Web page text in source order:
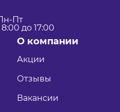
Пт
до 17:00
О компании
Акции
Отзывы
Вакансии